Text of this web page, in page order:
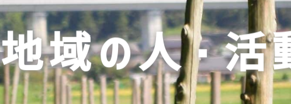
地域の人・活